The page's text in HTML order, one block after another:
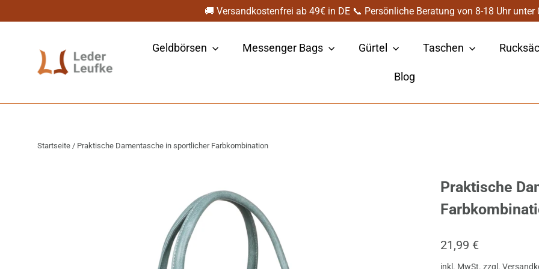
zum
🚚 Versandkostenfrei ab 49€ in DE 📞 Persönliche Beratung von 8-18 Uhr
Geldbörsen Messenger Bags Gürtel Taschen
Blog
Startseite / Praktische Damentasche in sportlicher Farbkombination
Praktische
Normaler
21,99 €
inkl. MwSt. zzgl.